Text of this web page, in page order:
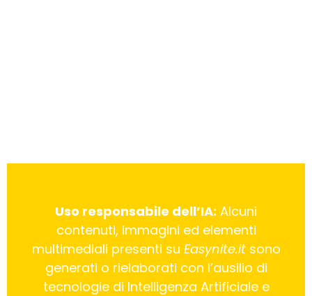
Uso responsabile dell’IA: Alcuni
contenuti, immagini ed elementi
multimediali presenti su Easynite.itsono
generati o rielaborati con l’ausilio di
tecnologie di Intelligenza Artificiale e